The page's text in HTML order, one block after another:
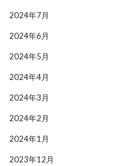
2024年7月
2024年6月
2024年5月
2024年4月
2024年3月
2024年2月
2024年1月
2023年12月